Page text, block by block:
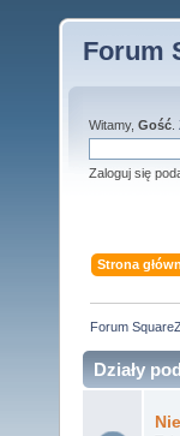
Forum
Witamy, Gość
Zaloguj się
Strona
Forum
Działy